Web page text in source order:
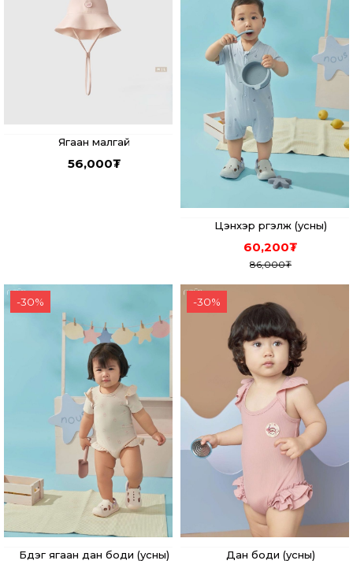
Ягаан малгай
56,000₮
Цэнхэр үргэлж (усны)
60,200₮
86,000₮
-30%
Бүдэг ягаан дан боди (усны)
-30%
Дан боди (усны)